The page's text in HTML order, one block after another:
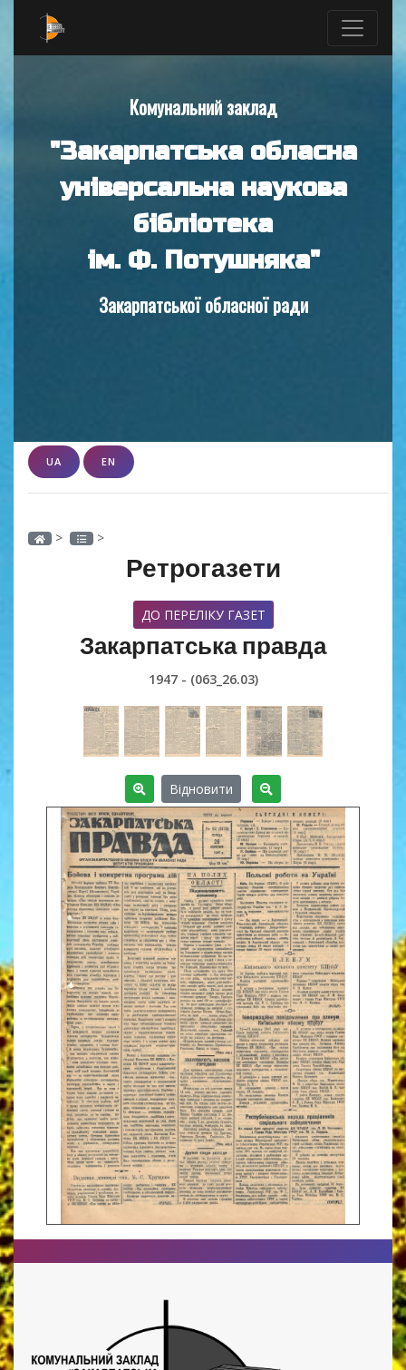
Комунальний заклад
"Закарпатська обласна
універсальна наукова
бібліотека
ім. Ф. Потушняка"
Закарпатської обласної ради
UA EN
> >
Ретрогазети
ДО ПЕРЕЛІКУ ГАЗЕТ
Закарпатська правда
1947 - (063_26.03)
Відновити